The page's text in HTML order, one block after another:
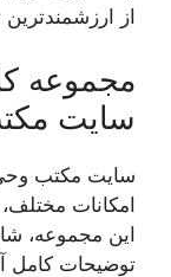
از
مجموعه
سایت
سایت مکتب
امکانات
این مجموعه،
توضیحات کامل